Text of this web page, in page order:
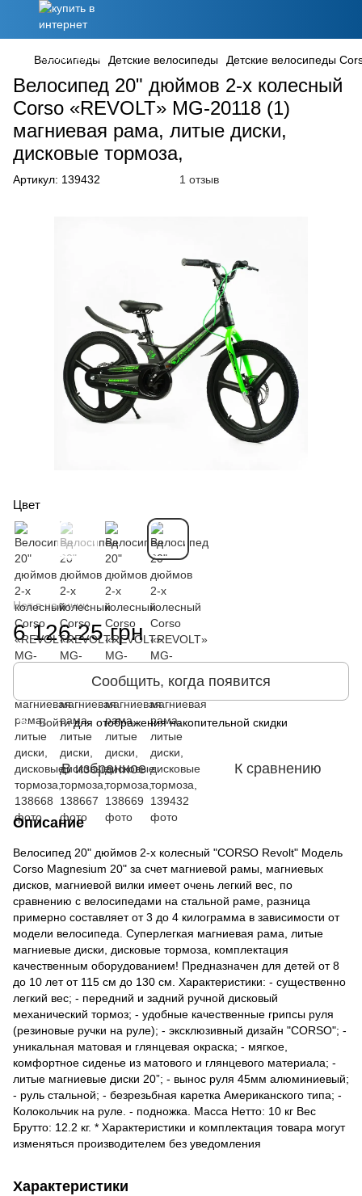
Велосипеды Детские велосипеды Детские велосипеды
Велосипед 20" дюймов 2-х колесный
Corso «REVOLT» MG-20118 (1)
магниевая рама, литые диски,
дисковые тормоза,
Артикул: 139432 1 отзыв
Цвет
Нет в наличии
6 126.25 грн
Сообщить, когда появится
% Войтидля отображения накопительной скидки
В избранное К сравнению
Описание
Велосипед 20" дюймов 2-х колесный "CORSO Revolt" Модель
Corso Magnesium 20" за счет магниевой рамы, магниевых
дисков, магниевой вилки имеет очень легкий вес, по
сравнению с велосипедами на стальной раме, разница
примерно составляет от 3 до 4 килограмма в зависимости от
модели велосипеда. Суперлегкая магниевая рама, литые
магниевые диски, дисковые тормоза, комплектация
качественным оборудованием! Предназначен для детей от 8
до 10 лет от 115 см до 130 см. Характеристики: - существенно
легкий вес; - передний и задний ручной дисковый
механический тормоз; - удобные качественные грипсы руля
(резиновые ручки на руле); - эксклюзивный дизайн "CORSO"; -
уникальная матовая и глянцевая окраска; - мягкое,
комфортное сиденье из матового и глянцевого материала; -
литые магниевые диски 20”; - вынос руля 45мм алюминиевый;
- руль стальной; - безрезьбная каретка Американского типа; -
Колокольчик на руле. - подножка. Масса Нетто: 10 кг Вес
Брутто: 12.2 кг. * Характеристики и комплектация товара могут
изменяться производителем без уведомления
Характеристики